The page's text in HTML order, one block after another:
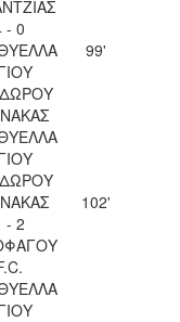
- 0
99'
- 2
102'